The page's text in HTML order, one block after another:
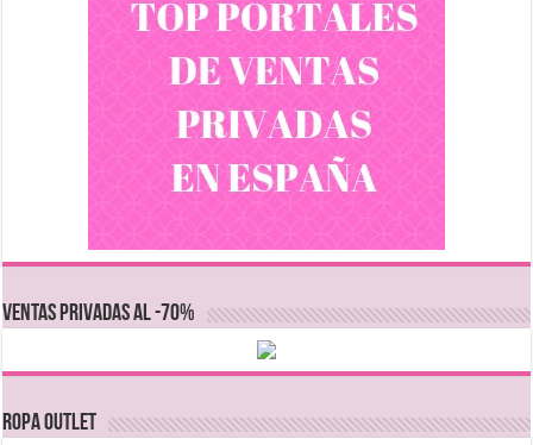
VENTAS PRIVADAS AL -70%
Ropa Outlet